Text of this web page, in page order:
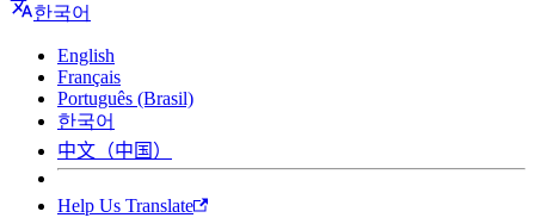
한국어
English
Français
Português (Brasil)
한국어
中文（中国）
Help Us Translate